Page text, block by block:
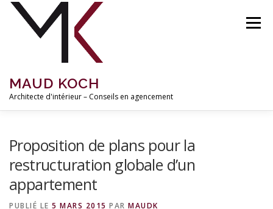
Aller
MAUD KOCH
Architecte d'intérieur – Conseils en agencement
Menu
MISSIONS ET TARIFS
Proposition de plans pour la
restructuration globale d’un
appartement
PUBLIÉ LE 5 MARS 2015 PAR MAUDK